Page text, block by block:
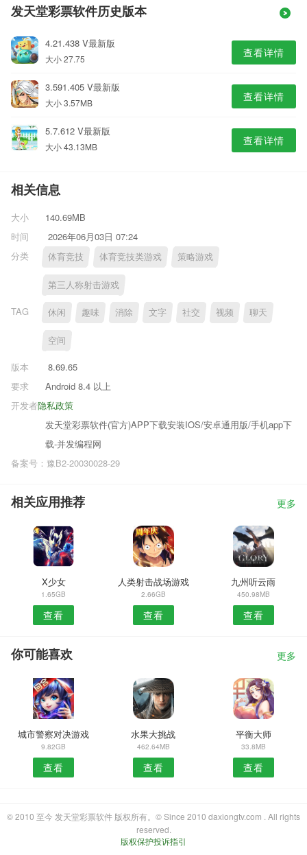
发天堂彩票软件历史版本
4.21.438 V最新版
大小 27.75 查看详情
3.591.405 V最新版
大小 3.57MB 查看详情
5.7.612 V最新版
大小 43.13MB 查看详情
相关信息
大小
140.69MB
时间
2026年06月03日 07:24
分类
体育竞技 体育竞技类游戏 策略游戏
第三人称射击游戏
TAG 休闲 趣味 消除 文字 社交 视频 聊天
空间
版本
8.69.65
要求
Android 8.4 以上
隐私政策
开发者
发天堂彩票软件(官方)APP下载安装IOS/安卓通用版/手机app下
载-并发编程网
备案号：豫B2-20030028-29
相关应用推荐 更多
X少女
1.65GB
查看
人类射击战场游戏
2.66GB
查看
九州听云雨
450.98MB
查看
你可能喜欢 更多
城市警察对决游戏
9.82GB
查看
水果大挑战
462.64MB
查看
平衡大师
33.8MB
查看
© 2010 至今 发天堂彩票软件 版权所有。© Since 2010 daxiongtv.com . All rights
reserved.
版权保护投诉指引